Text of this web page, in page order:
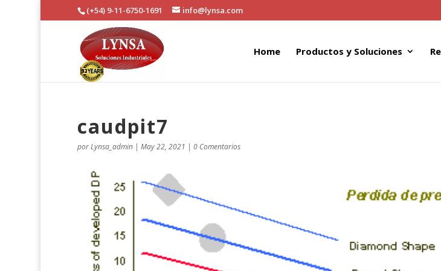
(+54) 9-11-6750-1691 info@lynsa.com
Home Productos y Soluciones
caudpit7
porLynsa_admin| May 22, 2021 | 0 Comentarios